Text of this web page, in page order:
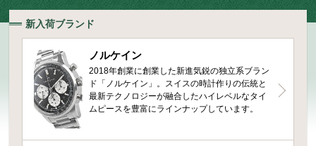
新入荷ブランド
ノルケイン
2018年創業に創業した新進気鋭の独立系ブラン
ド「ノルケイン」。スイスの時計作りの伝統と
最新テクノロジーが融合したハイレベルなタイ
ムピースを豊富にラインナップしています。